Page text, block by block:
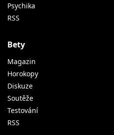
Psychika
RSS
Bety
Magazin
Horokopy
Diskuze
Soutěže
Testování
RSS